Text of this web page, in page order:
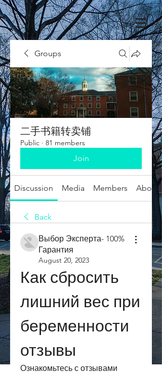
Groups
二手书籍转卖铺
Public · 81 members
Join
Discussion Media Members About
Back
Выбор Эксперта- 100%
Гарантия
August 20, 2023
Как сбросить
лишний вес при
беременности
отзывы
Ознакомьтесь с отзывами